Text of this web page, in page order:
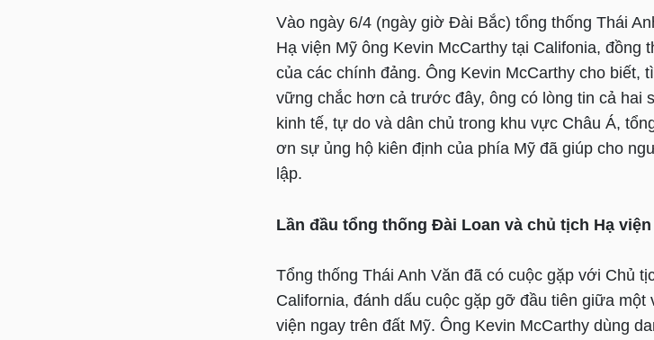
Vào ngày 6/4 (ngày giờ Đài Bắc) tổng thống Thái
Hạ viện Mỹ ông Kevin McCarthy tại Califonia, đồng
của các chính đảng. Ông Kevin McCarthy cho biết,
vững chắc hơn cả trước đây, ông có lòng tin cả hai
kinh tế, tự do và dân chủ trong khu vực Châu Á,
ơn sự ủng hộ kiên định của phía Mỹ đã giúp cho
lập.
Lần đầu tổng thống Đài Loan và chủ tịch Hạ
Tổng thống Thái Anh Văn đã có cuộc gặp với Chủ
California, đánh dấu cuộc gặp gỡ đầu tiên giữa
viện ngay trên đất Mỹ. Ông Kevin McCarthy dùng